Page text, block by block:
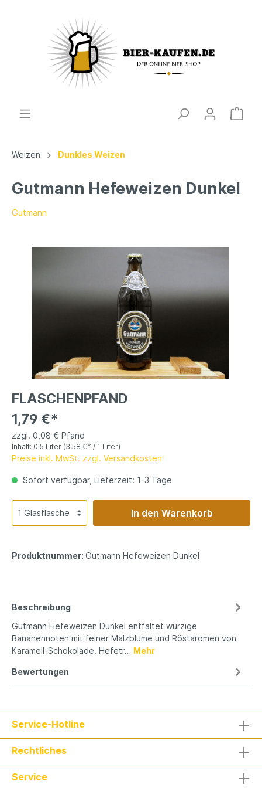
Weizen Dunkles Weizen
Gutmann Hefeweizen Dunkel
Gutmann
FLASCHENPFAND
1,79 €*
zzgl. 0,08 € Pfand
Inhalt: 0.5 Liter (3,58 €* / 1 Liter)
Preise inkl. MwSt. zzgl. Versandkosten
Sofort verfügbar, Lieferzeit: 1-3 Tage
In den Warenkorb
Produktnummer: Gutmann Hefeweizen Dunkel
Beschreibung
Gutmann Hefeweizen Dunkel entfaltet würzige
Bananennoten mit feiner Malzblume und Röstaromen von
Karamell-Schokolade. Hefetr… Mehr
Bewertungen
Service-Hotline
Rechtliches
Service